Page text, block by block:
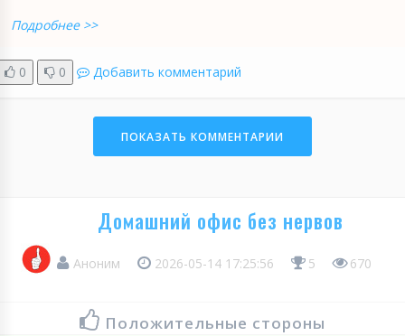
Подробнее >>
0 0 Добавить комментарий
ПОКАЗАТЬ КОММЕНТАРИИ
Домашний офис без нервов
Аноним 2026-05-14 17:25:56 5 670
Положительные стороны